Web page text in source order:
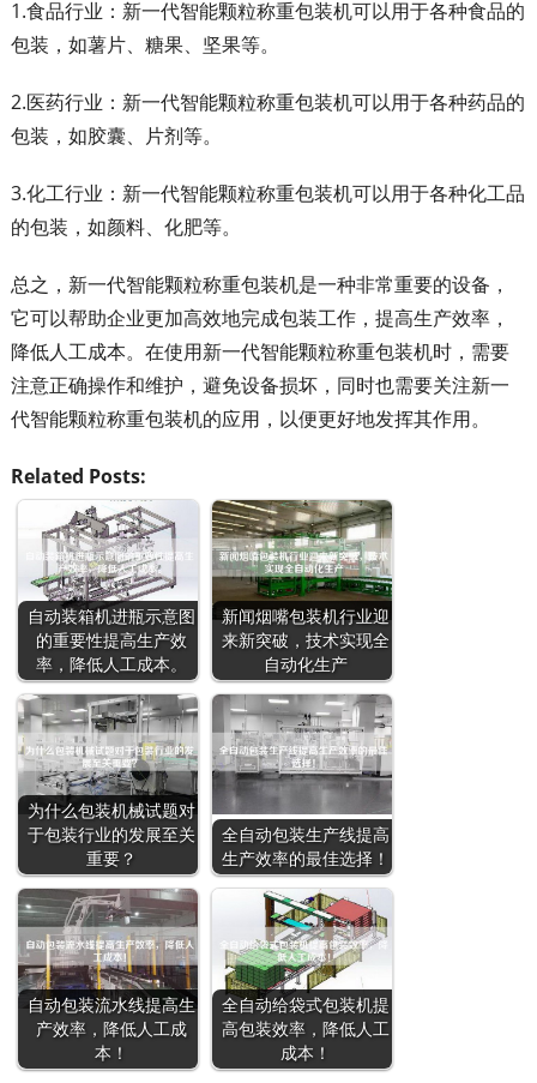
1.食品行业：新一代智能颗粒称重包装机可以用于各种食品的
包装，如薯片、糖果、坚果等。
2.医药行业：新一代智能颗粒称重包装机可以用于各种药品的
包装，如胶囊、片剂等。
3.化工行业：新一代智能颗粒称重包装机可以用于各种化工品
的包装，如颜料、化肥等。
总之，新一代智能颗粒称重包装机是一种非常重要的设备，
它可以帮助企业更加高效地完成包装工作，提高生产效率，
降低人工成本。在使用新一代智能颗粒称重包装机时，需要
注意正确操作和维护，避免设备损坏，同时也需要关注新一
代智能颗粒称重包装机的应用，以便更好地发挥其作用。
Related Posts:
自动装箱机进瓶示意图
的重要性提高生产效
率，降低人工成本。
新闻烟嘴包装机行业迎
来新突破，技术实现全
自动化生产
为什么包装机械试题对
于包装行业的发展至关
重要？
全自动包装生产线提高
生产效率的最佳选择！
自动包装流水线提高生
产效率，降低人工成
本！
全自动给袋式包装机提
高包装效率，降低人工
成本！